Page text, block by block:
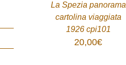
La Spezia panorama
cartolina viaggiata
1926 cpi101
20,00€